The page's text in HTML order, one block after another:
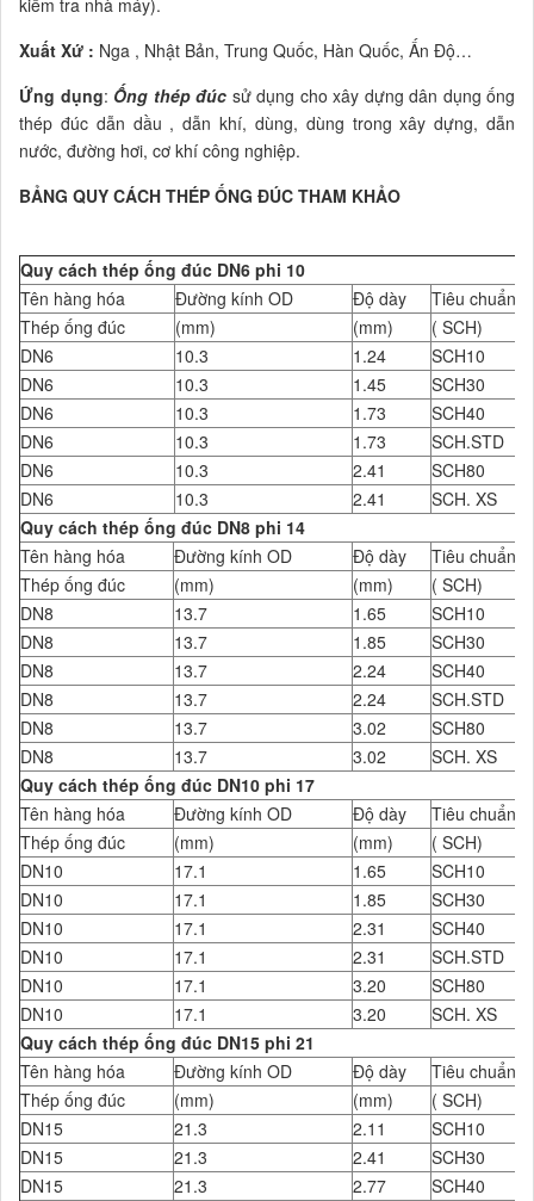
kiểm tra nhà máy).
Xuất Xứ : Nga , Nhật Bản, Trung Quốc, Hàn Quốc, Ấn Độ…
Ứng dụng: Ống thép đúc sử dụng cho xây dựng dân dụng ống
thép đúc dẫn dầu , dẫn khí, dùng, dùng trong xây dựng, dẫn
nước, đường hơi, cơ khí công nghiệp.
BẢNG QUY CÁCH THÉP ỐNG ĐÚC THAM KHẢO
Quy cách thép ống đúc DN6 phi 10
Tên hàng hóa
Đường kính OD Độ dày
Tiêu chuẩn
Thép ống đúc
(mm) (mm)
( SCH)
DN6
10.3 1.24
SCH10
DN6
10.3 1.45
SCH30
DN6
10.3 1.73
SCH40
DN6
10.3 1.73
SCH.STD
DN6
10.3 2.41
SCH80
DN6
10.3 2.41
SCH. XS
Quy cách thép ống đúc DN8 phi 14
Tên hàng hóa
Đường kính OD Độ dày
Tiêu chuẩn
Thép ống đúc
(mm) (mm)
( SCH)
DN8
13.7 1.65
SCH10
DN8
13.7 1.85
SCH30
DN8
13.7 2.24
SCH40
DN8
13.7 2.24
SCH.STD
DN8
13.7 3.02
SCH80
DN8
13.7 3.02
SCH. XS
Quy cách thép ống đúc DN10 phi 17
Tên hàng hóa
Đường kính OD Độ dày
Tiêu chuẩn
Thép ống đúc
(mm) (mm)
( SCH)
DN10
17.1 1.65
SCH10
DN10
17.1 1.85
SCH30
DN10
17.1 2.31
SCH40
DN10
17.1 2.31
SCH.STD
DN10
17.1 3.20
SCH80
DN10
17.1 3.20
SCH. XS
Quy cách thép ống đúc DN15 phi 21
Tên hàng hóa
Đường kính OD Độ dày
Tiêu chuẩn
Thép ống đúc
(mm) (mm)
( SCH)
DN15
21.3 2.11
SCH10
DN15
21.3 2.41
SCH30
DN15
21.3 2.77
SCH40